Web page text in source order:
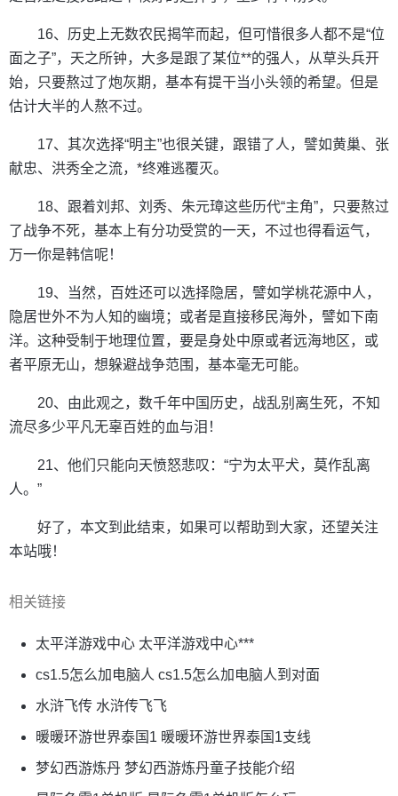
16、历史上无数农民揭竿而起，但可惜很多人都不是“位
面之子”，天之所钟，大多是跟了某位**的强人，从草头兵开
始，只要熬过了炮灰期，基本有提干当小头领的希望。但是
估计大半的人熬不过。
17、其次选择“明主”也很关键，跟错了人，譬如黄巢、张
献忠、洪秀全之流，*终难逃覆灭。
18、跟着刘邦、刘秀、朱元璋这些历代“主角”，只要熬过
了战争不死，基本上有分功受赏的一天，不过也得看运气，
万一你是韩信呢！
19、当然，百姓还可以选择隐居，譬如学桃花源中人，
隐居世外不为人知的幽境；或者是直接移民海外，譬如下南
洋。这种受制于地理位置，要是身处中原或者远海地区，或
者平原无山，想躲避战争范围，基本毫无可能。
20、由此观之，数千年中国历史，战乱别离生死，不知
流尽多少平凡无辜百姓的血与泪！
21、他们只能向天愤怒悲叹：“宁为太平犬，莫作乱离
人。”
好了，本文到此结束，如果可以帮助到大家，还望关注
本站哦！
相关链接
太平洋游戏中心 太平洋游戏中心***
cs1.5怎么加电脑人 cs1.5怎么加电脑人到对面
水浒飞传 水浒传飞飞
暖暖环游世界泰国1 暖暖环游世界泰国1支线
梦幻西游炼丹 梦幻西游炼丹童子技能介绍